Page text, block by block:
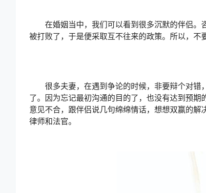
在婚姻当中，我们可以看到很多沉默的伴侣。
被打败了，于是便采取互不往来的政策。所以，不
很多夫妻，在遇到争论的时候，非要辩个对错
了。因为忘记最初沟通的目的了，也没有达到预
意见不合，跟伴侣说几句绵绵情话，想想双赢的
律师和法官。